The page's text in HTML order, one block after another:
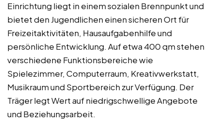
Einrichtung liegt in einem sozialen Brennpunkt und
bietet den Jugendlichen einen sicheren Ort für
Freizeitaktivitäten, Hausaufgabenhilfe und
persönliche Entwicklung. Auf etwa 400 qm stehen
verschiedene Funktionsbereiche wie
Spielezimmer, Computerraum, Kreativwerkstatt,
Musikraum und Sportbereich zur Verfügung. Der
Träger legt Wert auf niedrigschwellige Angebote
und Beziehungsarbeit.